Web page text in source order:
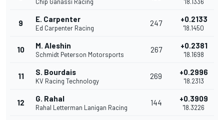
9 E. Carpenter
Ed Carpenter Racing
247 +0.2133
'18.1450
10 M. Aleshin
Schmidt Peterson Motorsports
267 +0.2381
'18.1698
11 S. Bourdais
KV Racing Technology
269 +0.2996
'18.2313
12 G. Rahal
Rahal Letterman Lanigan Racing
144 +0.3909
'18.3226